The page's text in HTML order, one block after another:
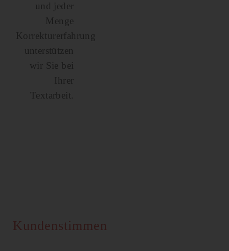
und jeder
Menge
Korrekturerfahrung
unterstützen
wir Sie bei
Ihrer
Textarbeit.
Kundenstimmen